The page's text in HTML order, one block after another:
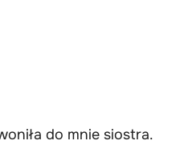
do mnie siostra.